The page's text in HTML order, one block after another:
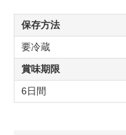
保存方法
要冷蔵
賞味期限
6日間